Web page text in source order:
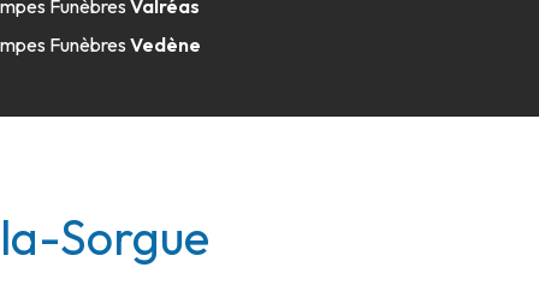
FunèbresValréas
FunèbresVedène
Sorgue